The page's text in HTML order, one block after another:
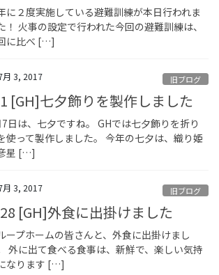
に２度実施している避難訓練が本日行われま
！ 火事の設定で行われた今回の避難訓練は、
に比べ […]
月 3, 2017 旧ブログ
[GH]七夕飾りを製作しました
日は、七夕ですね。 GHでは七夕飾りを折り
使って製作しました。 今年の七夕は、織り姫
星 […]
月 3, 2017 旧ブログ
[GH]外食に出掛けました
ープホームの皆さんと、外食に出掛けまし
外に出て食べる食事は、新鮮で、楽しい気持
なります […]